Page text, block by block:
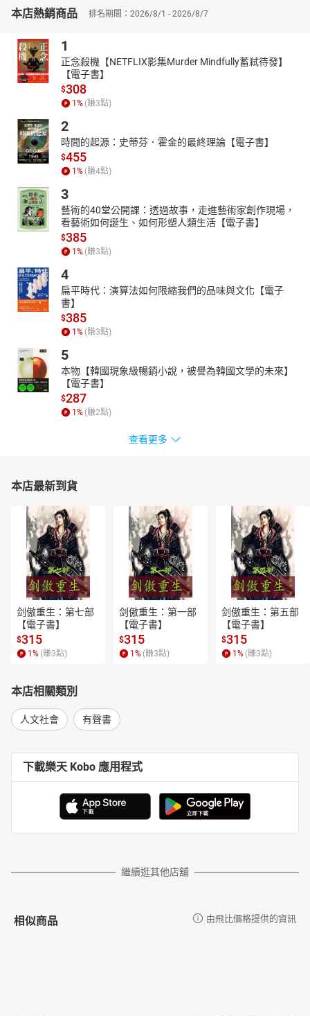
的迷人風貌。
本店熱銷商品 排名期間：2026/8/1 - 2026/8/7
1
正念殺機【NETFLIX影集Murder Mindfully蓄弒待發】
【電子書】
$308
1 % (賺3點)
2
時間的起源：史蒂芬．霍金的最終理論【電子書】
$455
1 % (賺4點)
3
藝術的40堂公開課：透過故事，走進藝術家創作現場，
看藝術如何誕生、如何形塑人類生活【電子書】
$385
1 % (賺3點)
4
扁平時代：演算法如何限縮我們的品味與文化【電子
書】
$385
1 % (賺3點)
5
本物【韓國現象級暢銷小說，被譽為韓國文學的未來】
【電子書】
$287
1 % (賺2點)
查看更多
本店最新到貨
剑傲重生：第七部
【電子書】
$315
1 % (賺3點)
剑傲重生：第一部
【電子書】
$315
1 % (賺3點)
剑傲重生：第五部
【電子書】
$315
1 % (賺3點)
本店相關類別
人文社會 有聲書
下載樂天 Kobo 應用程式
繼續逛其他店舖
相似商品 由飛比價格提供的資訊